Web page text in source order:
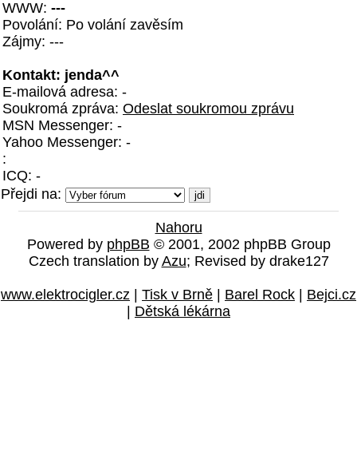
WWW: ---
Povolání: Po volání zavěsím
Zájmy: ---
Kontakt: jenda^^
E-mailová adresa: -
Soukromá zpráva: Odeslat soukromou zprávu
MSN Messenger: -
Yahoo Messenger: -
:
ICQ: -
Přejdi na:
Nahoru
Powered by phpBB © 2001, 2002 phpBB Group
Czech translation by Azu; Revised by drake127
www.elektrocigler.cz Tisk v Brně Barel Rock
Bejci.cz
Dětská lékárna